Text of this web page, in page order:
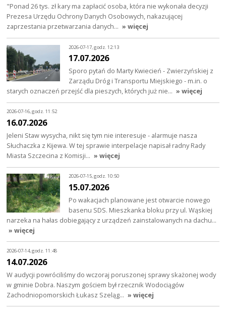
"Ponad 26 tys. zł kary ma zapłacić osoba, która nie wykonała decyzji
Prezesa Urzędu Ochrony Danych Osobowych, nakazującej
zaprzestania przetwarzania danych… » więcej
2026-07-17, godz. 12:13
17.07.2026
Sporo pytań do Marty Kwiecień - Zwierzyńskiej z
Zarządu Dróg i Transportu Miejskiego - m.in. o
starych oznaczeń przejść dla pieszych, których już nie… » więcej
2026-07-16, godz. 11:52
16.07.2026
Jeleni Staw wysycha, nikt się tym nie interesuje - alarmuje nasza
Słuchaczka z Kijewa. W tej sprawie interpelacje napisał radny Rady
Miasta Szczecina z Komisji… » więcej
2026-07-15, godz. 10:50
15.07.2026
Po wakacjach planowane jest otwarcie nowego
basenu SDS. Mieszkanka bloku przy ul. Wąskiej
narzeka na hałas dobiegający z urządzeń zainstalowanych na dachu…
» więcej
2026-07-14, godz. 11:48
14.07.2026
W audycji powróciliśmy do wczoraj poruszonej sprawy skażonej wody
w gminie Dobra. Naszym gościem był rzecznik Wodociągów
Zachodniopomorskich Łukasz Szeląg… » więcej